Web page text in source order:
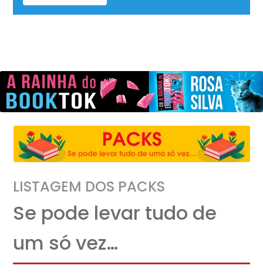
LISTAGEM DOS PACKS
Se pode levar tudo de
um só vez…